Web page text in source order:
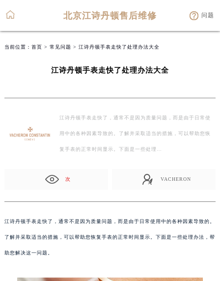
北京江诗丹顿售后维修 问题
当前位置： 首页 > 常见问题 > 江诗丹顿手表走快了处理办法大全
江诗丹顿手表走快了处理办法大全
江诗丹顿手表走快了，通常不是因为质量问题，而是由于日常使
用中的各种因素导致的。了解并采取适当的措施，可以帮助您恢
复手表的正常时间显示。下面是一些处理…
次 VACHERON
江诗丹顿手表走快了，通常不是因为质量问题，而是由于日常使用中的各种因素导致的。
了解并采取适当的措施，可以帮助您恢复手表的正常时间显示。下面是一些处理办法，帮
助您解决这一问题。